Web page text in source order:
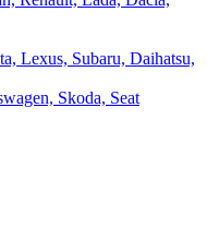
Lexus, Subaru, Daihatsu,
Skoda, Seat